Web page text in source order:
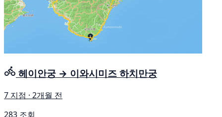
헤이안궁 → 이와시미즈 하치만궁
7 지점 · 2개월 전
283 조회